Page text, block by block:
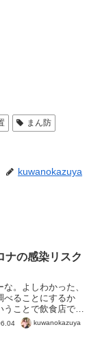
まん防
kuwanokazuya
ナの感染リスク
。よしわかった、
べることにするか
ことで飲食店での
緊急事態宣言...
kuwanokazuya